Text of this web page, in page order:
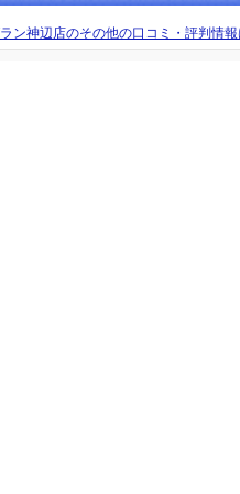
ン神辺店のその他の口コミ・評判情報